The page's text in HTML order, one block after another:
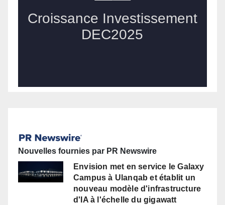
Nouvelles fournies par PR Newswire
Envision met en service le Galaxy
Campus à Ulanqab et établit un
nouveau modèle d'infrastructure
d'IA à l'échelle du gigawatt